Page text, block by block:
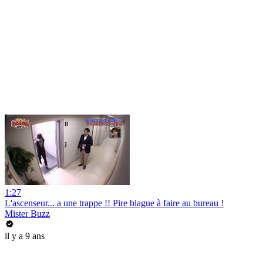
1:27
L'ascenseur... a une trappe !! Pire blague à faire au bureau !
Mister Buzz
il y a 9 ans